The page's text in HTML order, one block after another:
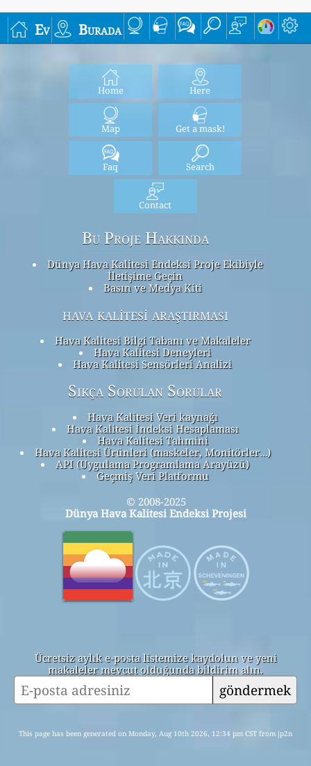
Ev Burada
Home Here
Map Get a mask!
Faq Search
Contact
Bu Proje Hakkında
Dünya Hava Kalitesi Endeksi Proje Ekibiyle
İletişime Geçin
Basın ve Medya Kiti
hava kalitesi araştırması
Hava Kalitesi Bilgi Tabanı ve Makaleler
Hava Kalitesi Deneyleri
Hava Kalitesi Sensörleri Analizi
Sıkça Sorulan Sorular
Hava Kalitesi Veri kaynağı
Hava Kalitesi İndeksi Hesaplaması
Hava Kalitesi Tahmini
Hava Kalitesi Ürünleri (maskeler, Monitörler…)
API (Uygulama Programlama Arayüzü)
Geçmiş Veri Platformu
© 2008-2025
Dünya Hava Kalitesi Endeksi Projesi
Ücretsiz aylık e-posta listemize kaydolun ve yeni
makaleler mevcut olduğunda bildirim alın.
göndermek
This page has been generated on Monday, Aug 10th 2026, 12:34 pm CST from jp2n